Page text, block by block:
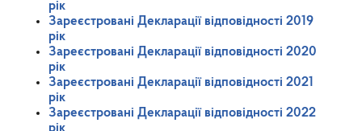
рік
Зареєстровані Декларації відповідності 2019
рік
Зареєстровані Декларації відповідності 2020
рік
Зареєстровані Декларації відповідності 2021
рік
Зареєстровані Декларації відповідності 2022
рік